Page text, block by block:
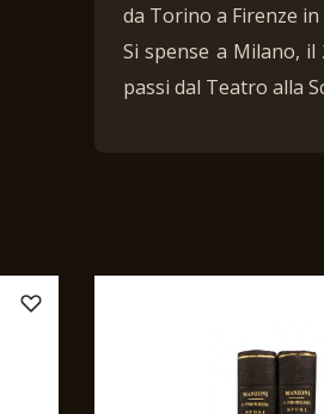
da Torino a Firenze
Si spense a Milano,
passi dal Teatro alla